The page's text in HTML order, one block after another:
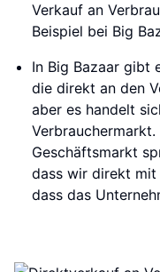
Verkauf an
Beispiel bei Big
In Big Bazaar gibt
die direkt an den
aber es handelt
Geschäftsmarkt
dass wir direkt mit
dass das